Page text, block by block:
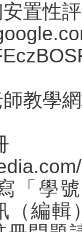
置性
教學
「學
編輯